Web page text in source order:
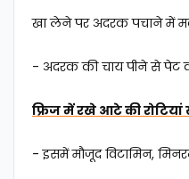
खा लेने पर अदरक पचाने में
- अदरक की चाय पीने से पेट
फ्रिज में रखे आटे की रोटियां
- इसमें मौजूद विटामिन,